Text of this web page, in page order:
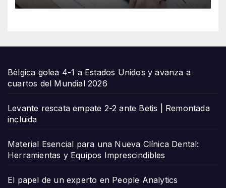
Bélgica golea 4-1 a Estados Unidos y avanza a
cuartos del Mundial 2026
Levante rescata empate 2-2 ante Betis | Remontada
incluida
Material Esencial para una Nueva Clínica Dental:
Herramientas y Equipos Imprescindibles
El papel de un experto en People Analytics